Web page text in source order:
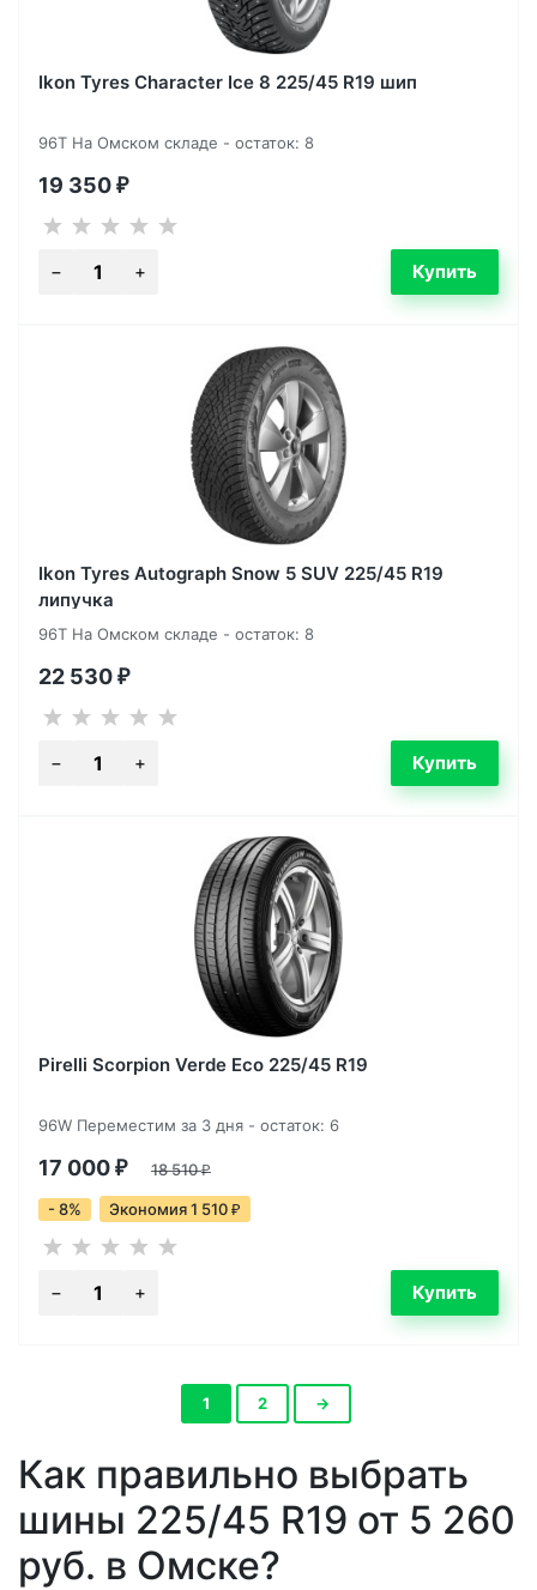
Ikon Tyres Character Ice 8 225/45 R19 шип
96T На Омском складе - остаток: 8
19 350 ₽
Ikon Tyres Autograph Snow 5 SUV 225/45 R19
липучка
96T На Омском складе - остаток: 8
22 530 ₽
Pirelli Scorpion Verde Eco 225/45 R19
96W Переместим за 3 дня - остаток: 6
17 000 ₽ 18 510₽
- 8% Экономия 1 510 ₽
1 2 →
Как правильно выбрать
шины 225/45 R19 от 5 260
руб. в Омске?